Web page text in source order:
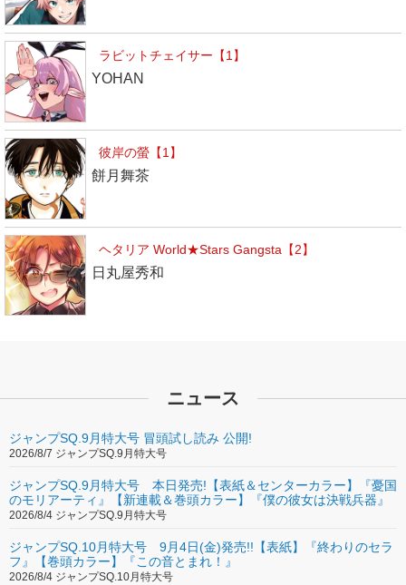
ラビットチェイサー【1】
YOHAN
彼岸の螢【1】
餅月舞茶
ヘタリア World★Stars Gangsta【2】
日丸屋秀和
ニュース
ジャンプSQ.9月特大号 冒頭試し読み 公開!
2026/8/7 ジャンプSQ.9月特大号
ジャンプSQ.9月特大号 本日発売!【表紙＆センターカラー】『憂国
のモリアーティ』【新連載＆巻頭カラー】『僕の彼女は決戦兵器』
2026/8/4 ジャンプSQ.9月特大号
ジャンプSQ.10月特大号 9月4日(金)発売!!【表紙】『終わりのセラ
フ』【巻頭カラー】『この音とまれ！』
2026/8/4 ジャンプSQ.10月特大号